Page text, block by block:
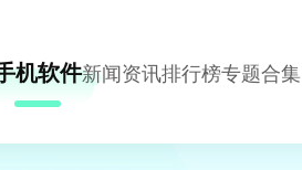
机软件新闻资讯排行榜专题合集